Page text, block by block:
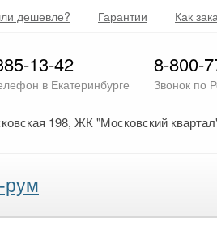
дешевле? Гарантии Как
13-42
в Екатеринбурге
8-800-
Звонок по
198, ЖК "Московский